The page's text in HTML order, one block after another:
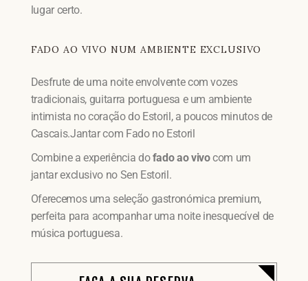
lugar certo.
FADO AO VIVO NUM AMBIENTE EXCLUSIVO
Desfrute de uma noite envolvente com vozes
tradicionais, guitarra portuguesa e um ambiente
intimista no coração do Estoril, a poucos minutos de
Cascais.Jantar com Fado no Estoril
Combine a experiência dofado ao vivocom um
jantar exclusivo no Sen Estoril.
Oferecemos uma seleção gastronómica premium,
perfeita para acompanhar uma noite inesquecível de
música portuguesa.